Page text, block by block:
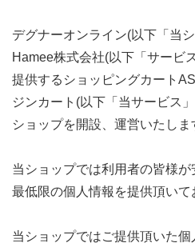
デグナーオンライン(以下「当
Hamee株式会社(以下「サービ
提供するショッピングカート
ジンカート(以下「当サービス
ショップを開設、運営いたしま
当ショップでは利用者の皆様
最低限の個人情報を提供頂いて
当ショップではご提供頂いた